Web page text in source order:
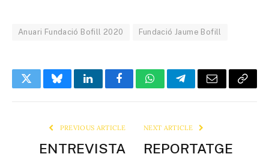
Anuari Fundació Bofill 2020 Fundació Jaume Bofill
TwitterBlueskyLinkedInFacebookWhatsAppTelegramEmail Copy
PREVIOUS ARTICLE
ENTREVISTA
NEXT ARTICLE
REPORTATGE